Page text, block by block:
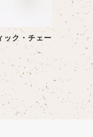
ック・チェー